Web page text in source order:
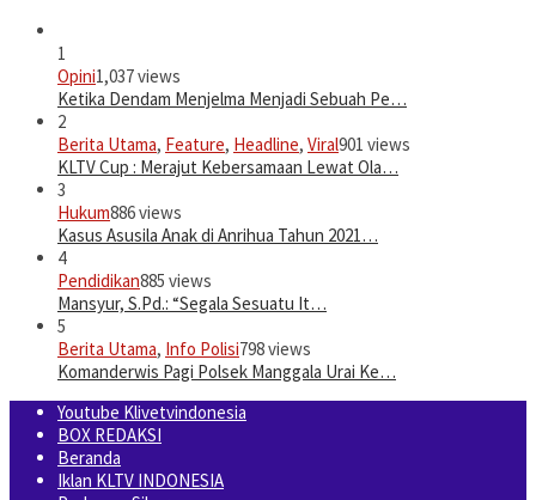
1
Opini1,037 views
Ketika Dendam Menjelma Menjadi Sebuah Pe…
2
Berita Utama, Feature, Headline, Viral901 views
KLTV Cup : Merajut Kebersamaan Lewat Ola…
3
Hukum886 views
Kasus Asusila Anak di Anrihua Tahun 2021…
4
Pendidikan885 views
Mansyur, S.Pd.: “Segala Sesuatu It…
5
Berita Utama, Info Polisi798 views
Komanderwis Pagi Polsek Manggala Urai Ke…
Youtube Klivetvindonesia
BOX REDAKSI
Beranda
Iklan KLTV INDONESIA